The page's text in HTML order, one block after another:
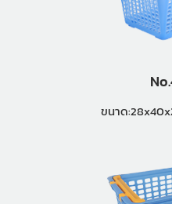
ขนาด:28x40x23.5